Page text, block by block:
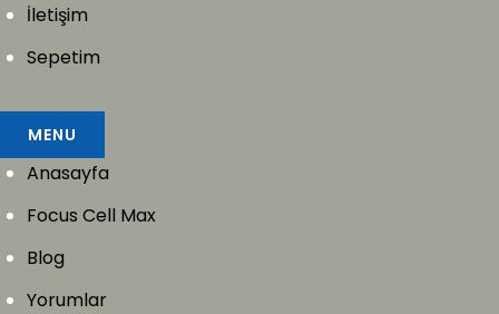
İletişim
Sepetim
MENU
Anasayfa
Focus Cell Max
Blog
Yorumlar